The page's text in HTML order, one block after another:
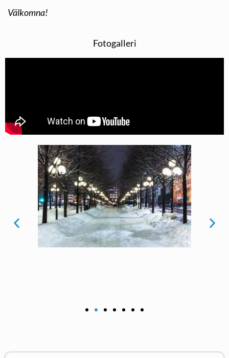
Välkomna!
Fotogalleri